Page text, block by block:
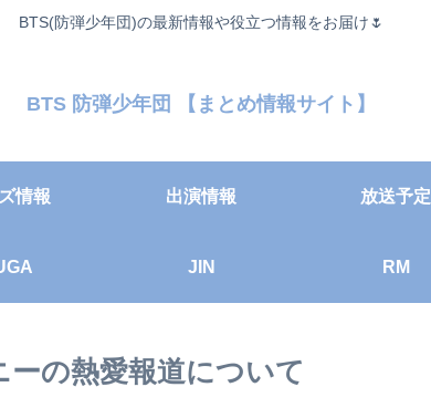
BTS(防弾少年団)の最新情報や役立つ情報をお届け🌷
BTS 防弾少年団 【まとめ情報サイト】
情報 出演情報 放送予定
JIN RM
の熱愛報道について